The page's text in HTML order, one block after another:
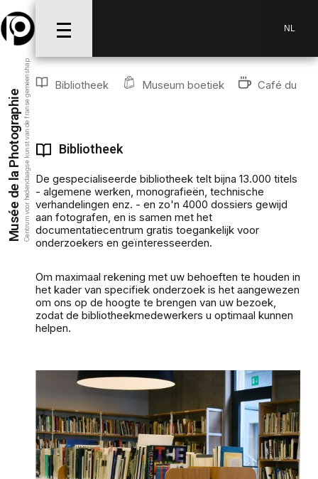
Musée de la PhotographieCentrum voor hedendaagse kunst van de franse gemeenshap
NL
Bibliotheek Museum boetiek Café du
Bibliotheek
De gespecialiseerde bibliotheek telt bijna 13.000 titels
- algemene werken, monografieën, technische
verhandelingen enz. - en zo'n 4000 dossiers gewijd
aan fotografen, en is samen met het
documentatiecentrum gratis toegankelijk voor
onderzoekers en geïnteresseerden.
Om maximaal rekening met uw behoeften te houden in
het kader van specifiek onderzoek is het aangewezen
om ons op de hoogte te brengen van uw bezoek,
zodat de bibliotheekmedewerkers u optimaal kunnen
helpen.